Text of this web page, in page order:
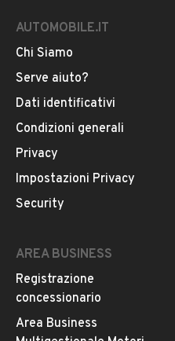
AUTOMOBILE.IT
Chi Siamo
Serve aiuto?
Dati identificativi
Condizioni generali
Privacy
Impostazioni Privacy
Security
AREA BUSINESS
Registrazione
concessionario
Area Business